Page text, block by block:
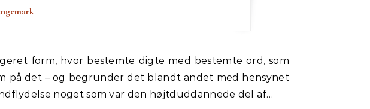
på det – og begrunder det blandt andet med hensynet
noget som var den højtduddannede del af…